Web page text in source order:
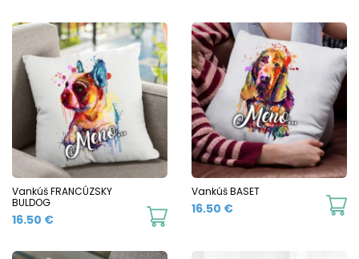
Vankúš FRANCÚZSKY
BULDOG
16.50 €
Vankúš BASET
16.50 €